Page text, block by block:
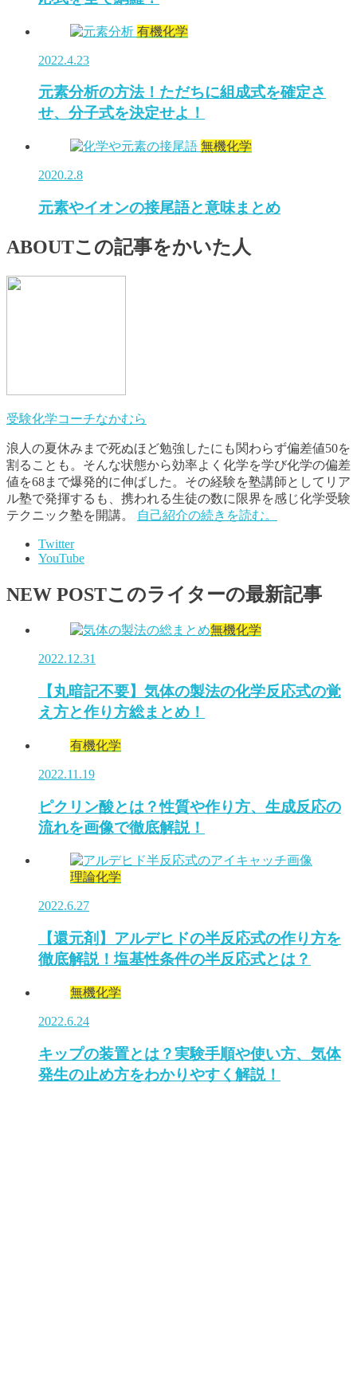
有機化学
2022.4.23
元素分析の方法！ただちに組成式を確定さ
せ、分子式を決定せよ！
無機化学
2020.2.8
元素やイオンの接尾語と意味まとめ
ABOUTこの記事をかいた人
受験化学コーチなかむら
浪人の夏休みまで死ぬほど勉強したにも関わらず偏差値50を
割ることも。そんな状態から効率よく化学を学び化学の偏差
値を68まで爆発的に伸ばした。その経験を塾講師としてリア
ル塾で発揮するも、携われる生徒の数に限界を感じ化学受験
テクニック塾を開講。
自己紹介の続きを読む。
Twitter
YouTube
NEW POSTこのライターの最新記事
無機化学
2022.12.31
【丸暗記不要】気体の製法の化学反応式の覚
え方と作り方総まとめ！
有機化学
2022.11.19
ピクリン酸とは？性質や作り方、生成反応の
流れを画像で徹底解説！
理論化学
2022.6.27
【還元剤】アルデヒドの半反応式の作り方を
徹底解説！塩基性条件の半反応式とは？
無機化学
2022.6.24
キップの装置とは？実験手順や使い方、気体
発生の止め方をわかりやすく解説！